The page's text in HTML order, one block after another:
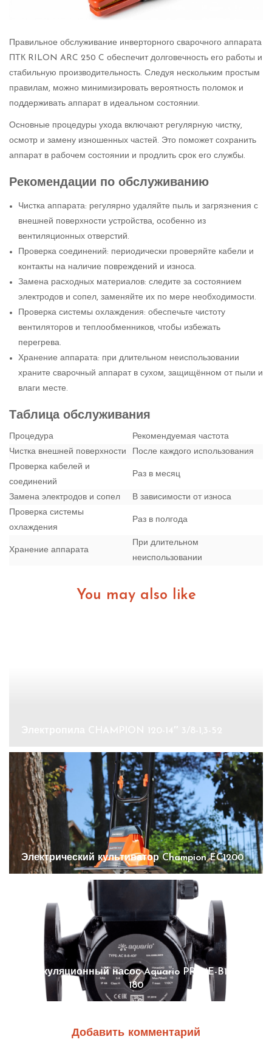
Правильное обслуживание инверторного сварочного аппарата
ПТК RILON ARC 250 C обеспечит долговечность его работы и
стабильную производительность. Следуя нескольким простым
правилам, можно минимизировать вероятность поломок и
поддерживать аппарат в идеальном состоянии.
Основные процедуры ухода включают регулярную чистку,
осмотр и замену изношенных частей. Это поможет сохранить
аппарат в рабочем состоянии и продлить срок его службы.
Рекомендации по обслуживанию
Чистка аппарата: регулярно удаляйте пыль и загрязнения с
внешней поверхности устройства, особенно из
вентиляционных отверстий.
Проверка соединений: периодически проверяйте кабели и
контакты на наличие повреждений и износа.
Замена расходных материалов: следите за состоянием
электродов и сопел, заменяйте их по мере необходимости.
Проверка системы охлаждения: обеспечьте чистоту
вентиляторов и теплообменников, чтобы избежать
перегрева.
Хранение аппарата: при длительном неиспользовании
храните сварочный аппарат в сухом, защищённом от пыли и
влаги месте.
Таблица обслуживания
Процедура
Рекомендуемая частота
Чистка внешней поверхности
После каждого использования
Проверка кабелей и
соединений
Раз в месяц
Замена электродов и сопел
В зависимости от износа
Проверка системы
охлаждения
Раз в полгода
Хранение аппарата
При длительном
неиспользовании
You may also like
Электрический культиватор Champion EC1200
Циркуляционный насос Aquario PRIME-B1-258-
180
Добавить комментарий